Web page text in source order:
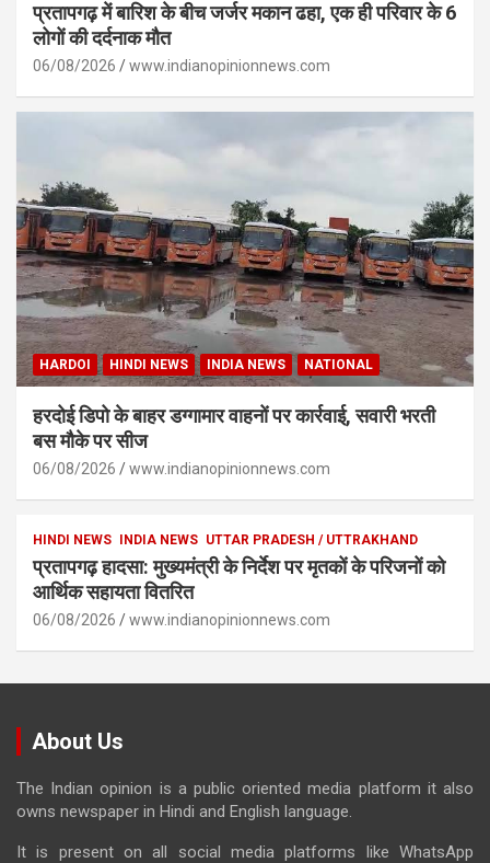
प्रतापगढ़ में बारिश के बीच जर्जर मकान ढहा, एक ही परिवार के 6
लोगों की दर्दनाक मौत
06/08/2026 www.indianopinionnews.com
HARDOI HINDI NEWS INDIA NEWS NATIONAL
हरदोई डिपो के बाहर डग्गामार वाहनों पर कार्रवाई, सवारी भरती
बस मौके पर सीज
06/08/2026 www.indianopinionnews.com
HINDI NEWS INDIA NEWS UTTAR PRADESH / UTTRAKHAND
प्रतापगढ़ हादसा: मुख्यमंत्री के निर्देश पर मृतकों के परिजनों को
आर्थिक सहायता वितरित
06/08/2026 www.indianopinionnews.com
About Us
The Indian opinion is a public oriented media platform it also
owns newspaper in Hindi and English language.
It is present on all social media platforms like WhatsApp